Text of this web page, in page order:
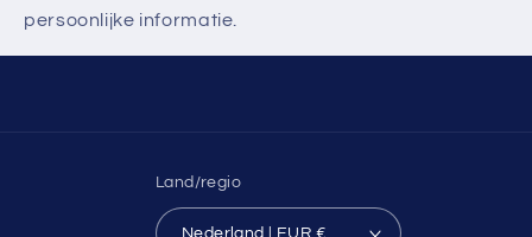
persoonlijke informatie.
Land/regio
Nederland | EUR €